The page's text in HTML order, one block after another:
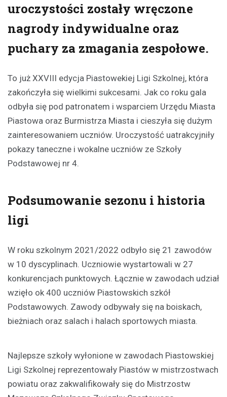
uroczystości zostały wręczone
nagrody indywidualne oraz
puchary za zmagania zespołowe.
To już XXVIII edycja Piastowekiej Ligi Szkolnej, która
zakończyła się wielkimi sukcesami. Jak co roku gala
odbyła się pod patronatem i wsparciem Urzędu Miasta
Piastowa oraz Burmistrza Miasta i cieszyła się dużym
zainteresowaniem uczniów. Uroczystość uatrakcyjniły
pokazy taneczne i wokalne uczniów ze Szkoły
Podstawowej nr 4.
Podsumowanie sezonu i historia
ligi
W roku szkolnym 2021/2022 odbyło się 21 zawodów
w 10 dyscyplinach. Uczniowie wystartowali w 27
konkurencjach punktowych. Łącznie w zawodach udział
wzięło ok 400 uczniów Piastowskich szkół
Podstawowych. Zawody odbywały się na boiskach,
bieżniach oraz salach i halach sportowych miasta.
Najlepsze szkoły wyłonione w zawodach Piastowskiej
Ligi Szkolnej reprezentowały Piastów w mistrzostwach
powiatu oraz zakwalifikowały się do Mistrzostw